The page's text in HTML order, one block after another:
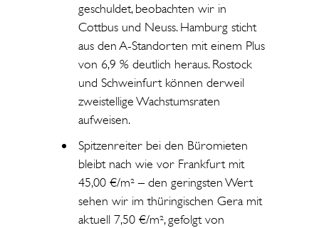
geschuldet, beobachten wir in
Cottbus und Neuss. Hamburg sticht
aus den A-Standorten mit einem Plus
von 6,9 % deutlich heraus. Rostock
und Schweinfurt können derweil
zweistellige Wachstumsraten
aufweisen.
Spitzenreiter bei den Büromieten
bleibt nach wie vor Frankfurt mit
45,00 €/m² – den geringsten Wert
sehen wir im thüringischen Gera mit
aktuell 7,50 €/m², gefolgt von